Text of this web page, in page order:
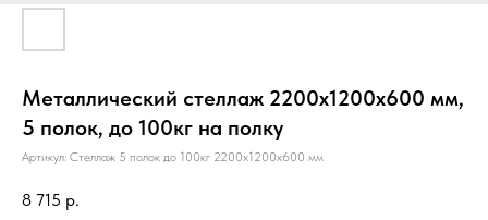
Металлический стеллаж 2200х1200х600 мм,
5 полок, до 100кг на полку
Артикул: Стеллаж 5 полок до 100кг 2200х1200х600 мм
8 715 р.